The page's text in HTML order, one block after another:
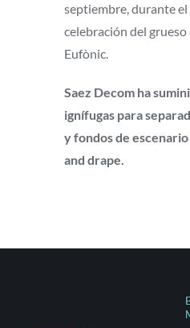
septiembre, durante el
celebración del
Eufònic.
Saez Decom ha
ignífugas para
y fondos de
and drape.